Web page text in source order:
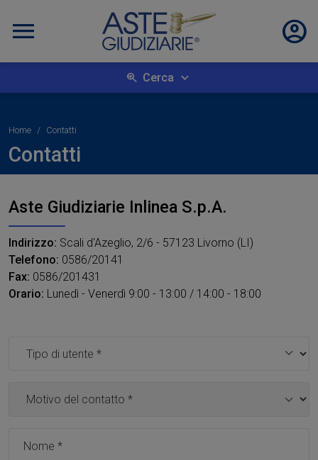
Cerca
Home Contatti
Contatti
Aste Giudiziarie Inlinea S.p.A.
Indirizzo: Scali d'Azeglio, 2/6 - 57123 Livorno (LI)
Telefono: 0586/20141
Fax: 0586/201431
Orario: Lunedì - Venerdì 9:00 - 13:00 / 14:00 - 18:00